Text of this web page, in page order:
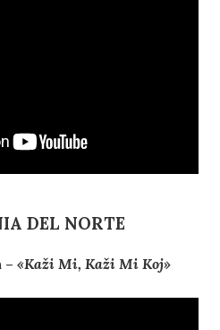
DEL NORTE
– «Kaži Mi, Kaži Mi Koj»